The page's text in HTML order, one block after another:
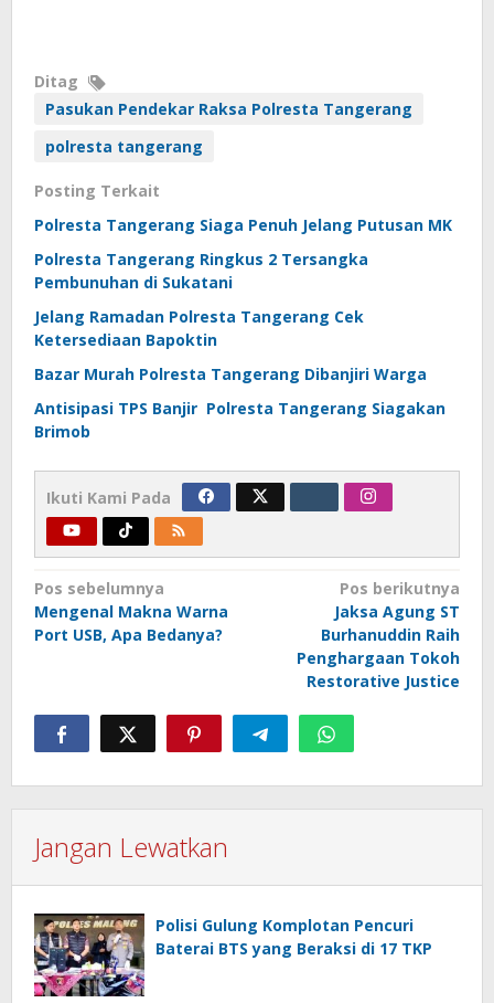
Ditag
Pasukan Pendekar Raksa Polresta Tangerang
polresta tangerang
Posting Terkait
Polresta Tangerang Siaga Penuh Jelang Putusan MK
Polresta Tangerang Ringkus 2 Tersangka
Pembunuhan di Sukatani
Jelang Ramadan Polresta Tangerang Cek
Ketersediaan Bapoktin
Bazar Murah Polresta Tangerang Dibanjiri Warga
Antisipasi TPS Banjir Polresta Tangerang Siagakan
Brimob
Ikuti Kami Pada
Navigasi
pos
Pos sebelumnya
Mengenal Makna Warna
Port USB, Apa Bedanya?
Pos berikutnya
Jaksa Agung ST
Burhanuddin Raih
Penghargaan Tokoh
Restorative Justice
Jangan Lewatkan
Polisi Gulung Komplotan Pencuri
Baterai BTS yang Beraksi di 17 TKP